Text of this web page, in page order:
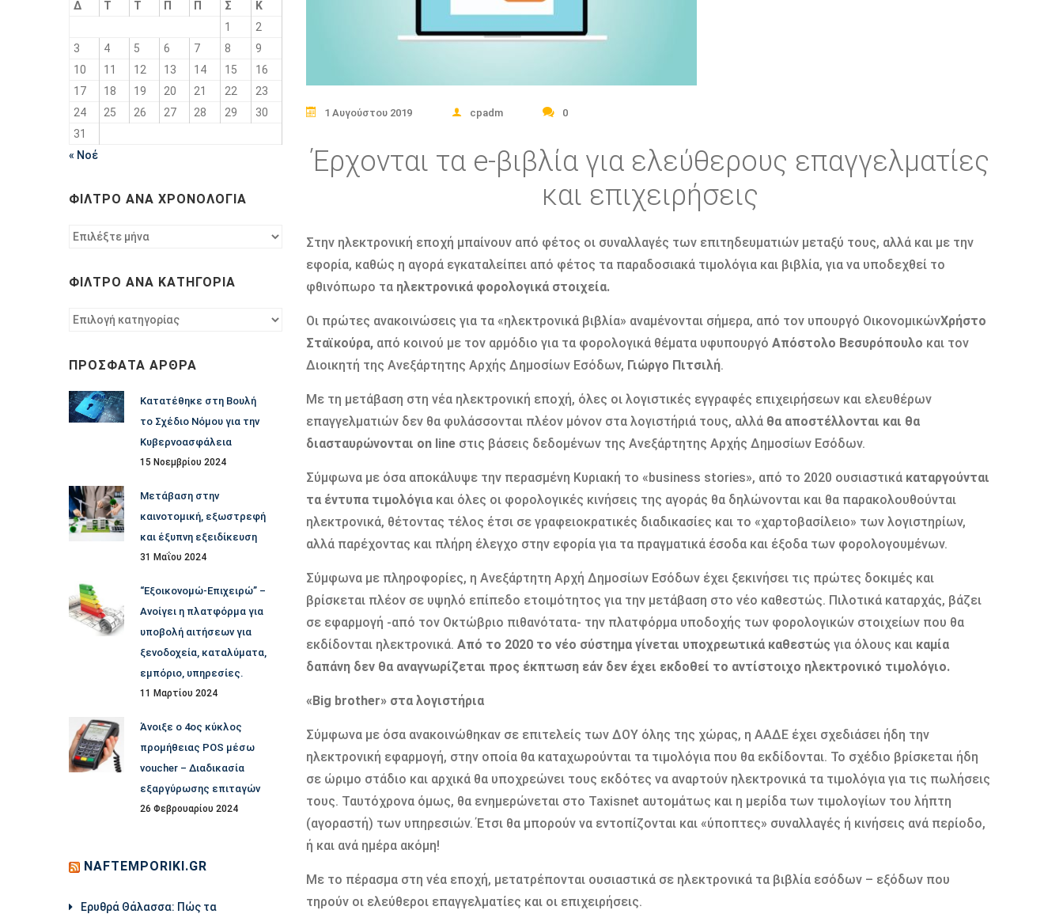
1 Αυγούστου 2019 cpadm 0
Έρχονται τα e-βιβλία για ελεύθερους επαγγελματίες
και επιχειρήσεις
Στην ηλεκτρονική εποχή μπαίνουν από φέτος οι συναλλαγές των επιτηδευματιών μεταξύ τους, αλλά και με την
εφορία, καθώς η αγορά εγκαταλείπει από φέτος τα παραδοσιακά τιμολόγια και βιβλία, για να υποδεχθεί το
φθινόπωρο τα ηλεκτρονικά φορολογικά στοιχεία.
Οι πρώτες ανακοινώσεις για τα «ηλεκτρονικά βιβλία» αναμένονται σήμερα, από τον υπουργό ΟικονομικώνΧρήστο
Σταϊκούρα, από κοινού με τον αρμόδιο για τα φορολογικά θέματα υφυπουργό Απόστολο Βεσυρόπουλο και τον
Διοικητή της Ανεξάρτητης Αρχής Δημοσίων Εσόδων, Γιώργο Πιτσιλή.
Με τη μετάβαση στη νέα ηλεκτρονική εποχή, όλες οι λογιστικές εγγραφές επιχειρήσεων και ελευθέρων
επαγγελματιών δεν θα φυλάσσονται πλέον μόνον στα λογιστήριά τους, αλλά θα αποστέλλονται και θα
διασταυρώνονται on line στις βάσεις δεδομένων της Ανεξάρτητης Αρχής Δημοσίων Εσόδων.
Σύμφωνα με όσα αποκάλυψε την περασμένη Κυριακή το «business stories», από το 2020 ουσιαστικά καταργούνται
τα έντυπα τιμολόγια και όλες οι φορολογικές κινήσεις της αγοράς θα δηλώνονται και θα παρακολουθούνται
ηλεκτρονικά, θέτοντας τέλος έτσι σε γραφειοκρατικές διαδικασίες και το «χαρτοβασίλειο» των λογιστηρίων,
αλλά παρέχοντας και πλήρη έλεγχο στην εφορία για τα πραγματικά έσοδα και έξοδα των φορολογουμένων.
Σύμφωνα με πληροφορίες, η Ανεξάρτητη Αρχή Δημοσίων Εσόδων έχει ξεκινήσει τις πρώτες δοκιμές και
βρίσκεται πλέον σε υψηλό επίπεδο ετοιμότητος για την μετάβαση στο νέο καθεστώς. Πιλοτικά καταρχάς, βάζει
σε εφαρμογή -από τον Οκτώβριο πιθανότατα- την πλατφόρμα υποδοχής των φορολογικών στοιχείων που θα
εκδίδονται ηλεκτρονικά. Από το 2020 το νέο σύστημα γίνεται υποχρεωτικά καθεστώς για όλους και καμία
δαπάνη δεν θα αναγνωρίζεται προς έκπτωση εάν δεν έχει εκδοθεί το αντίστοιχο ηλεκτρονικό τιμολόγιο.
«Big brother» στα λογιστήρια
Σύμφωνα με όσα ανακοινώθηκαν σε επιτελείς των ΔΟΥ όλης της χώρας, η ΑΑΔΕ έχει σχεδιάσει ήδη την
ηλεκτρονική εφαρμογή, στην οποία θα καταχωρούνται τα τιμολόγια που θα εκδίδονται. Το σχέδιο βρίσκεται ήδη
σε ώριμο στάδιο και αρχικά θα υποχρεώνει τους εκδότες να αναρτούν ηλεκτρονικά τα τιμολόγια για τις πωλήσεις
τους. Ταυτόχρονα όμως, θα ενημερώνεται στο Taxisnet αυτομάτως και η μερίδα των τιμολογίων του λήπτη
(αγοραστή) των υπηρεσιών. Έτσι θα μπορούν να εντοπίζονται και «ύποπτες» συναλλαγές ή κινήσεις ανά περίοδο,
ή και ανά ημέρα ακόμη!
Με το πέρασμα στη νέα εποχή, μετατρέπονται ουσιαστικά σε ηλεκτρονικά τα βιβλία εσόδων – εξόδων που
τηρούν οι ελεύθεροι επαγγελματίες και οι επιχειρήσεις.
Δ
Τ Τ Π Π Σ
Κ
1
2
3
4 5 6 7 8
9
10
11 12 13 14 15
16
17
18 19 20 21 22
23
24
25 26 27 28 29
30
31
« Νοέ
ΦΊΛΤΡΟ ΑΝΆ ΧΡΟΝΟΛΟΓΊΑ
Φίλτρο
ΦΊΛΤΡΟ ΑΝΆ ΚΑΤΗΓΟΡΊΑ
Φίλτρο
ΠΡΌΣΦΑΤΑ ΆΡΘΡΑ
Κατατέθηκε στη Βουλή
το Σχέδιο Νόμου για την
Κυβερνοασφάλεια
15 Νοεμβρίου 2024
Μετάβαση στην
καινοτομική, εξωστρεφή
και έξυπνη εξειδίκευση
31 Μαΐου 2024
“Εξοικονομώ-Επιχειρώ” –
Ανοίγει η πλατφόρμα για
υποβολή αιτήσεων για
ξενοδοχεία, καταλύματα,
εμπόριο, υπηρεσίες.
11 Μαρτίου 2024
Άνοιξε ο 4ος κύκλος
προμήθειας POS μέσω
voucher – Διαδικασία
εξαργύρωσης επιταγών
26 Φεβρουαρίου 2024
NAFTEMPORIKI.GR
Ερυθρά Θάλασσα: Πώς τα